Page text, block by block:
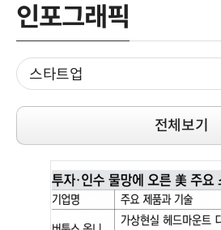
인포그래픽
전체보기